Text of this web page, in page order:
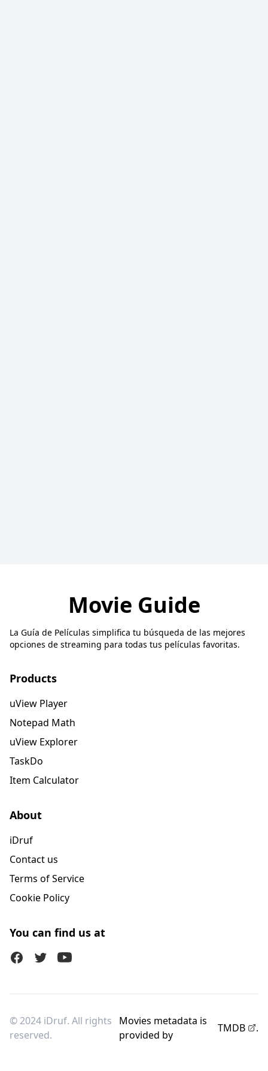
Movie Guide
La Guía de Películas simplifica tu búsqueda de las mejores
opciones de streaming para todas tus películas favoritas.
Products
uView Player
Notepad Math
uView Explorer
TaskDo
Item Calculator
About
iDruf
Contact us
Terms of Service
Cookie Policy
You can find us at
FacebookTwitter (X)Youtube
© 2024 iDruf. All rights
reserved.
Movies metadata is
provided by
TMDB .